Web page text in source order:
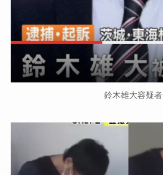
鈴木雄大容疑者